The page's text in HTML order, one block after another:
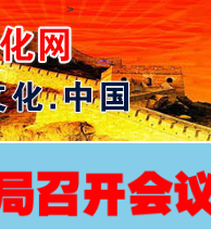
>